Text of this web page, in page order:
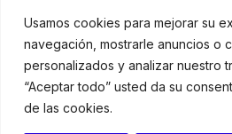
Usamos cookies para mejorar su
navegación, mostrarle anuncios o
personalizados y analizar nuestro
“Aceptar todo” usted da su
de las cookies.
C. Avinyó 44, 2n | 08002
119 03 72|institut@idhc.org
© Institut de Drets Humans
Aviso legal|Cookies|